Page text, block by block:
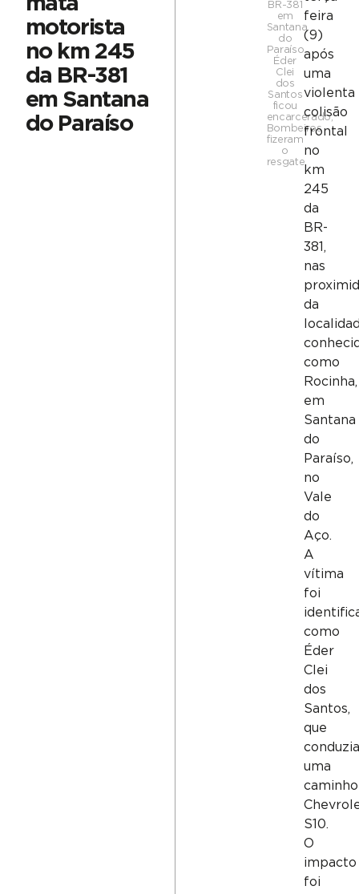
motorista
no km 245
da BR-381
em Santana
do Paraíso
BR-381
em
Santana
do
Paraíso.
Éder
Clei
dos
Santos
ficou
encarcerado;
Bombeiros
fizeram
o
resgate
feira
(9)
após
uma
violenta
colisão
frontal
no
km
245
da
BR-
381,
nas
da
como
Rocinha,
em
Santana
do
Paraíso,
no
Vale
do
Aço.
A
vítima
foi
como
Éder
Clei
dos
Santos,
que
uma
S10.
O
impacto
foi